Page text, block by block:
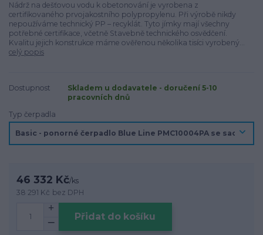
Nádrž na dešťovou vodu k obetonování je vyrobena z
certifikovaného prvojakostního polypropylenu. Při výrobě nikdy
nepoužíváme technický PP – recyklát. Tyto jímky mají všechny
potřebné certifikace, včetně Stavebně technického osvědčení.
Kvalitu jejich konstrukce máme ověřenou několika tisíci vyrobený...
celý popis
Dostupnost
Skladem u dodavatele - doručení 5-10
pracovních dnů
Typ čerpadla
46 332 Kč/ks
38 291 Kč bez DPH
Přidat do košíku